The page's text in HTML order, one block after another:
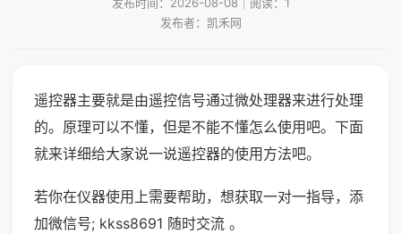
发布者：凯禾网
遥控器主要就是由遥控信号通过微处理器来进行处理
的。原理可以不懂，但是不能不懂怎么使用吧。下面
就来详细给大家说一说遥控器的使用方法吧。
若你在仪器使用上需要帮助，想获取一对一指导，添
加微信号; kkss8691 随时交流 。